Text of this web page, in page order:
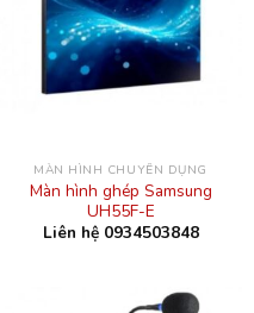
MÀN HÌNH CHUYÊN DỤNG
Màn hình ghép Samsung
UH55F-E
Liên hệ 0934503848